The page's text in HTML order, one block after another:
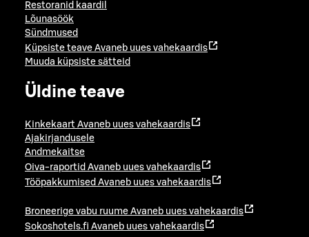
Restoranid kaardil
Lõunasöök
Sündmused
Küpsiste teave Avaneb uues vahekaardis
Muuda küpsiste sätteid
Üldine teave
Kinkekaart Avaneb uues vahekaardis
Ajakirjandusele
Andmekaitse
Oiva-raportid Avaneb uues vahekaardis
Tööpakkumised Avaneb uues vahekaardis
Broneerige vabu ruume Avaneb uues vahekaardis
Sokoshotels.fi Avaneb uues vahekaardis